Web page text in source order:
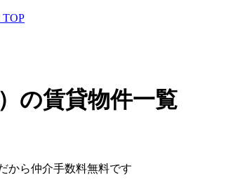
の賃貸物件一覧
から仲介手数料無料です